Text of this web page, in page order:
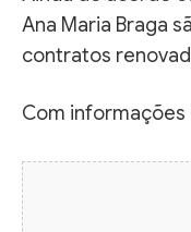
Ana Maria Braga
contratos
Com informações